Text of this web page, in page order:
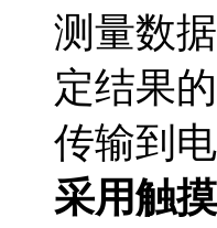
测量数
定结果
传输到
采用触